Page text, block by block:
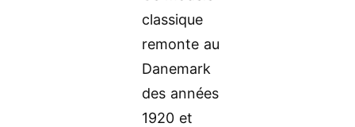
classique
remonte au
Danemark
des années
1920 et